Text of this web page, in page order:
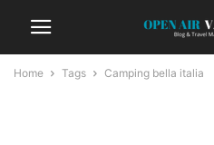
Home Tags Camping bella italia